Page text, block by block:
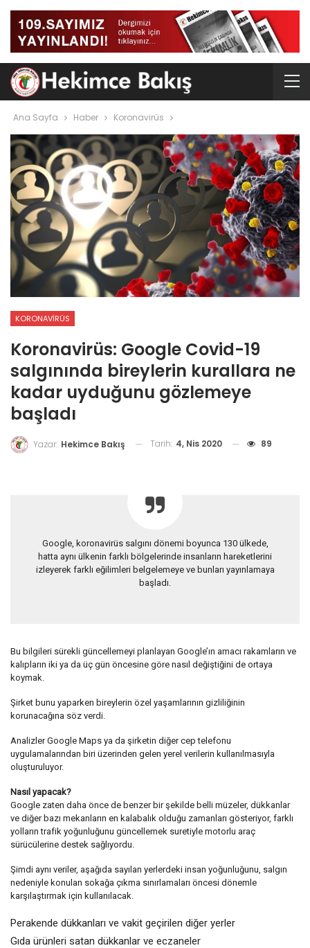
Ana Sayfa Haber Koronavirüs
KORONAVIRÜS
Koronavirüs: Google Covid-19
salgınında bireylerin kurallara ne
kadar uyduğunu gözlemeye
başladı
Yazar: Hekimce Bakış Tarih: 4, Nis 2020 89
Google, koronavirüs salgını dönemi boyunca 130 ülkede,
hatta aynı ülkenin farklı bölgelerinde insanların hareketlerini
izleyerek farklı eğilimleri belgelemeye ve bunları yayınlamaya
başladı.
Bu bilgileri sürekli güncellemeyi planlayan Google’ın amacı rakamların ve
kalıpların iki ya da üç gün öncesine göre nasıl değiştiğini de ortaya
koymak.
Şirket bunu yaparken bireylerin özel yaşamlarının gizliliğinin
korunacağına söz verdi.
Analizler Google Maps ya da şirketin diğer cep telefonu
uygulamalarından biri üzerinden gelen yerel verilerin kullanılmasıyla
oluşturuluyor.
Nasıl yapacak?
Google zaten daha önce de benzer bir şekilde belli müzeler, dükkanlar
ve diğer bazı mekanların en kalabalık olduğu zamanları gösteriyor, farklı
yolların trafik yoğunluğunu güncellemek suretiyle motorlu araç
sürücülerine destek sağlıyordu.
Şimdi aynı veriler, aşağıda sayılan yerlerdeki insan yoğunluğunu, salgın
nedeniyle konulan sokağa çıkma sınırlamaları öncesi dönemle
karşılaştırmak için kullanılacak.
Perakende dükkanları ve vakit geçirilen diğer yerler
Gıda ürünleri satan dükkanlar ve eczaneler